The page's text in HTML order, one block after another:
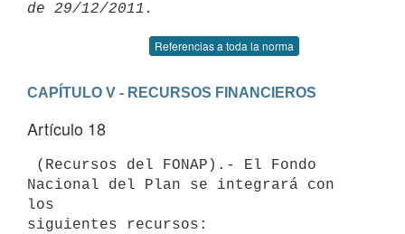
Referencias a toda la norma
CAPÍTULO V - RECURSOS FINANCIEROS
Artículo 18
Nacional del Plan se integrará con
los
siguientes recursos: